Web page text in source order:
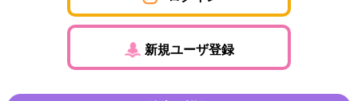
新規ユーザ登録